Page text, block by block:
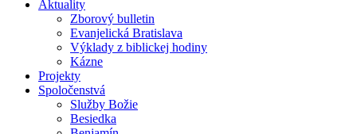
Aktuality
Zborový bulletin
Evanjelická Bratislava
Výklady z biblickej hodiny
Kázne
Projekty
Spoločenstvá
Služby Božie
Besiedka